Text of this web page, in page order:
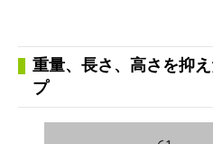
重量、長さ、高さを抑
プ